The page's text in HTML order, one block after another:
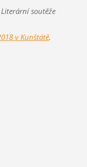
soutěže
v Kunštátě.